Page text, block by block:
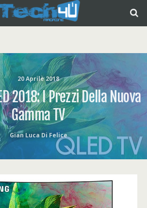
20 Aprile 2018
2018: I Prezzi Della Nuova
Gamma TV
Gian Luca Di Felice